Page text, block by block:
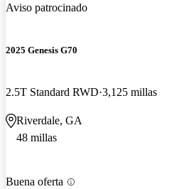
Aviso patrocinado
2025 Genesis G70
2.5T Standard RWD 3,125 millas
Riverdale, GA
48 millas
Buena oferta